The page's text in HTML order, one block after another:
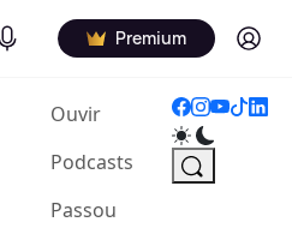
Podcasts Premium Log in
Ouvir(current)
Podcasts
Passou